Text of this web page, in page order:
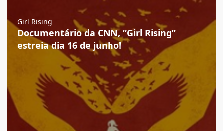
Girl Rising
Documentário da CNN, “Girl Rising”
estreia dia 16 de junho!